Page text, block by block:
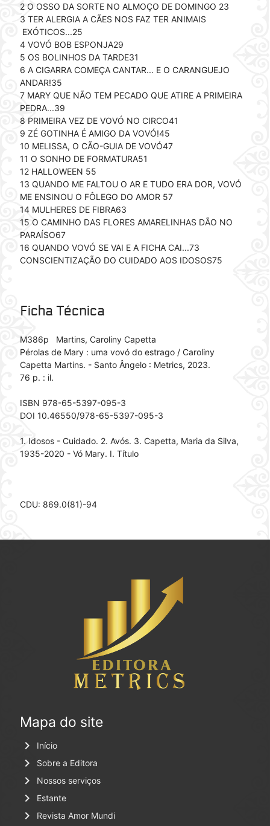
2 O OSSO DA SORTE NO ALMOÇO DE DOMINGO 23
3 TER ALERGIA A CÃES NOS FAZ TER ANIMAIS
EXÓTICOS...25
4 VOVÓ BOB ESPONJA29
5 OS BOLINHOS DA TARDE31
6 A CIGARRA COMEÇA CANTAR... E O CARANGUEJO
ANDAR!35
7 MARY QUE NÃO TEM PECADO QUE ATIRE A PRIMEIRA
PEDRA...39
8 PRIMEIRA VEZ DE VOVÓ NO CIRCO41
9 ZÉ GOTINHA É AMIGO DA VOVÓ!45
10 MELISSA, O CÃO-GUIA DE VOVÓ47
11 O SONHO DE FORMATURA51
12 HALLOWEEN 55
13 QUANDO ME FALTOU O AR E TUDO ERA DOR, VOVÓ
ME ENSINOU O FÔLEGO DO AMOR 57
14 MULHERES DE FIBRA63
15 O CAMINHO DAS FLORES AMARELINHAS DÃO NO
PARAÍSO67
16 QUANDO VOVÓ SE VAI E A FICHA CAI...73
CONSCIENTIZAÇÃO DO CUIDADO AOS IDOSOS75
Ficha Técnica
M386p Martins, Caroliny Capetta
Pérolas de Mary : uma vovó do estrago / Caroliny
Capetta Martins. - Santo Ângelo : Metrics, 2023.
76 p. : il.
ISBN 978-65-5397-095-3
DOI 10.46550/978-65-5397-095-3
1. Idosos - Cuidado. 2. Avós. 3. Capetta, Maria da Silva,
1935-2020 - Vó Mary. I. Título
CDU: 869.0(81)-94
Mapa do site
keyboard_arrow_right Início
keyboard_arrow_right Sobre a Editora
keyboard_arrow_right Nossos serviços
keyboard_arrow_right Estante
keyboard_arrow_right Revista Amor Mundi